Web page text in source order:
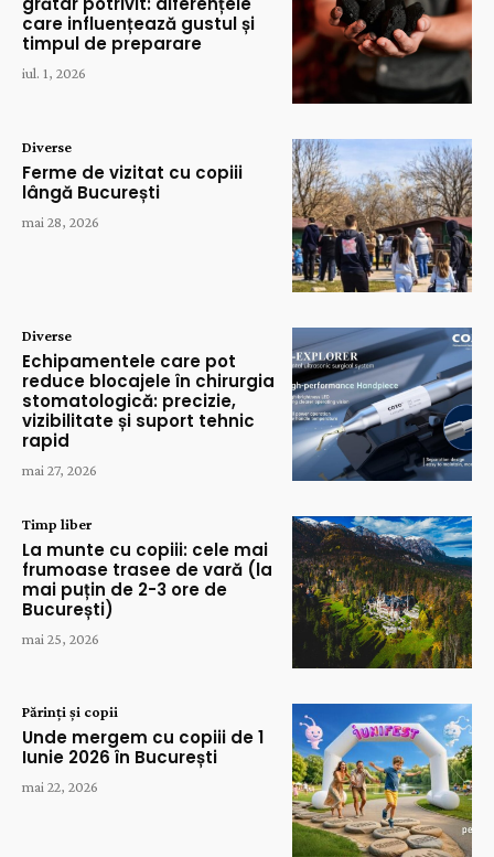
care influențează gustul și
timpul de preparare
iul. 1, 2026
Diverse
Ferme de vizitat cu copiii
lângă București
mai 28, 2026
Diverse
Echipamentele care pot
reduce blocajele în chirurgia
stomatologică: precizie,
vizibilitate și suport tehnic
rapid
mai 27, 2026
Timp liber
La munte cu copiii: cele mai
frumoase trasee de vară (la
mai puțin de 2-3 ore de
București)
mai 25, 2026
Părinți și copii
Unde mergem cu copiii de 1
Iunie 2026 în București
mai 22, 2026